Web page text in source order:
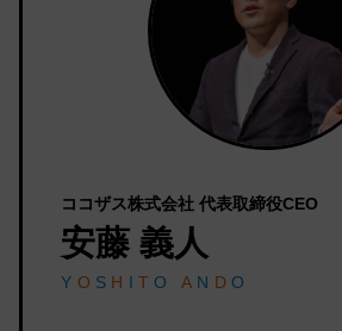
ココザス株式会社 代表取締役CEO
安藤 義人
Y O S H IT O A N D O